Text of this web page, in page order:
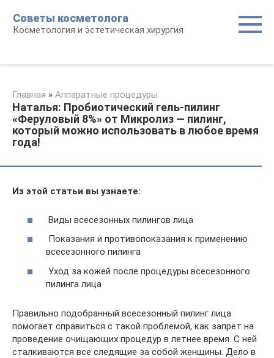
контенту
Советы косметолога
Косметология и эстетическая хирургия
Главная » Аппаратные процедуры
Наталья: Пробиотический гель-пилинг
«Феруловый 8%» от Микролиз — пилинг,
который можно использовать в любое время
года!
Из этой статьи вы узнаете:
Виды всесезонных пилингов лица
Показания и противопоказания к применению
всесезонного пилинга
Уход за кожей после процедуры всесезонного
пилинга лица
Правильно подобранный всесезонный пилинг лица
помогает справиться с такой проблемой, как запрет на
проведение очищающих процедур в летнее время. С ней
сталкиваются все следящие за собой женщины. Дело в